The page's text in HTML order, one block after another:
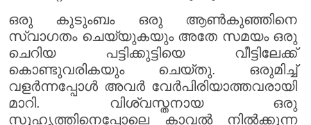
ഒരു കുടുംബം ഒരു ആൺകുഞ്ഞിനെ
സ്വാഗതം ചെയ്യുകയും അതേ സമയം ഒരു
ചെറിയ പട്ടിക്കുട്ടിയെ വീട്ടിലേക്ക്
കൊണ്ടുവരികയും ചെയ്തു. ഒരുമിച്ച്
വളർന്നപ്പോൾ അവർ വേർപിരിയാത്തവരായി
മാറി. വിശ്വസ്തനായ ഒരു
സുഹൃത്തിനെപ്പോലെ കാവൽ നിൽക്കുന്ന